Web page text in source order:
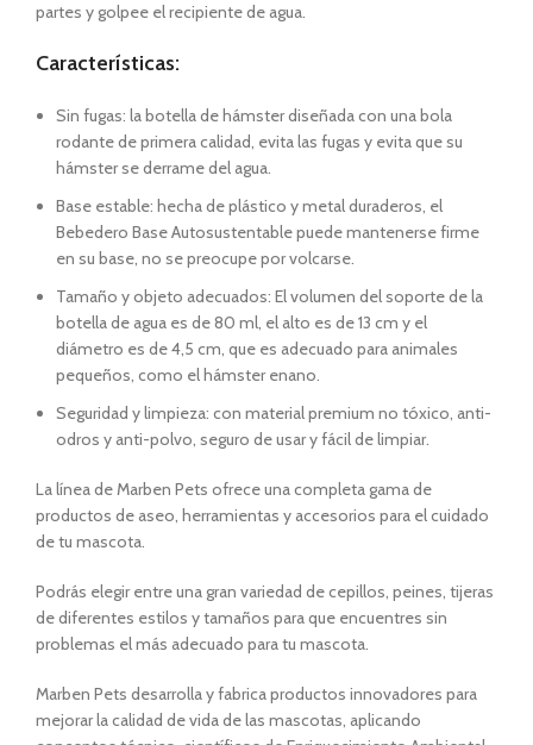
partes y golpee el recipiente de agua.
Características:
Sin fugas: la botella de hámster diseñada con una bola
rodante de primera calidad, evita las fugas y evita que su
hámster se derrame del agua.
Base estable: hecha de plástico y metal duraderos, el
Bebedero Base Autosustentable puede mantenerse firme
en su base, no se preocupe por volcarse.
Tamaño y objeto adecuados: El volumen del soporte de la
botella de agua es de 80 ml, el alto es de 13 cm y el
diámetro es de 4,5 cm, que es adecuado para animales
pequeños, como el hámster enano.
Seguridad y limpieza: con material premium no tóxico, anti-
odros y anti-polvo, seguro de usar y fácil de limpiar.
La línea de Marben Pets ofrece una completa gama de
productos de aseo, herramientas y accesorios para el cuidado
de tu mascota.
Podrás elegir entre una gran variedad de cepillos, peines, tijeras
de diferentes estilos y tamaños para que encuentres sin
problemas el más adecuado para tu mascota.
Marben Pets desarrolla y fabrica productos innovadores para
mejorar la calidad de vida de las mascotas, aplicando